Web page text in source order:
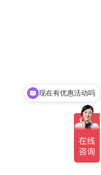
现在有优惠活动吗